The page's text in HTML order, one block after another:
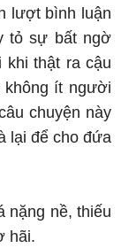
lượt bình luận
tỏ sự bất ngờ
thật ra cậu
không ít người
chuyện này
lại để cho đứa
nặng nề, thiếu
hãi.